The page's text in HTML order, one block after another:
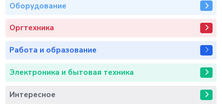
Оборудование
Оргтехника
Работа и образование
Электроника и бытовая техника
Интересное